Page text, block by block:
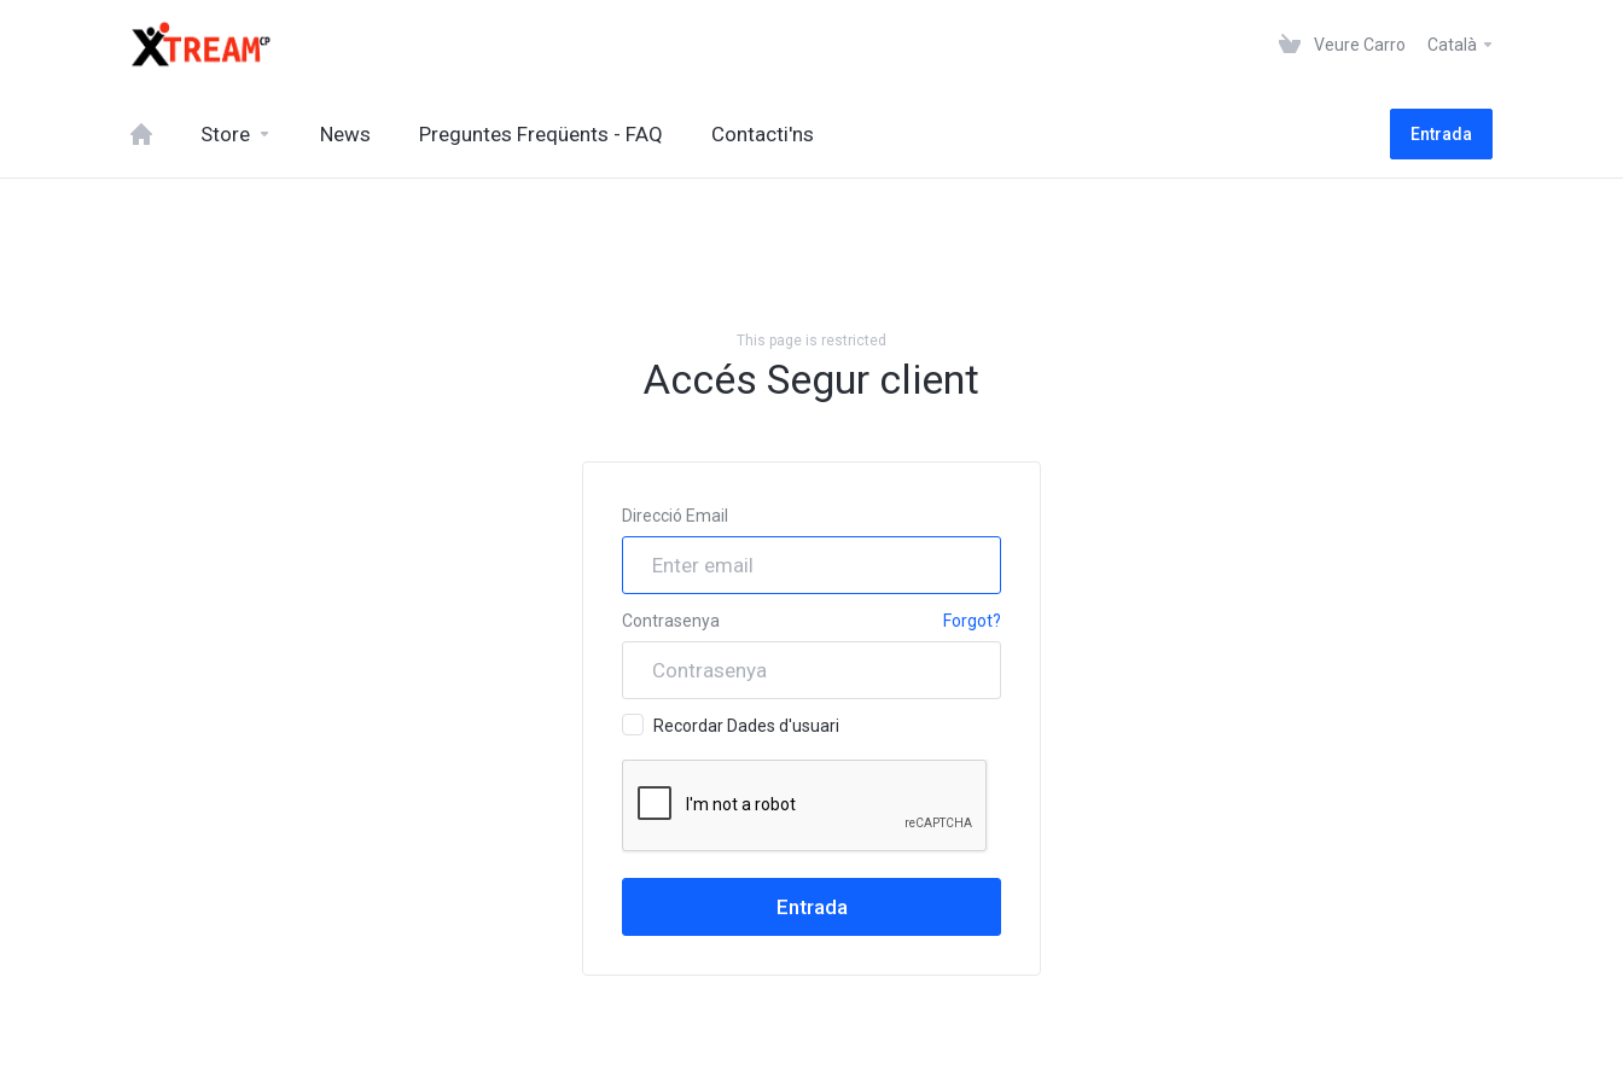
Veure Carro Català
Store News Preguntes Freqüents - FAQ Contacti'ns Entrada
This page is restricted
Accés Segur client
Direcció Email
Contrasenya Forgot?
Recordar Dades d'usuari